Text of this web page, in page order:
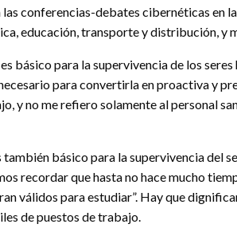
conferencias-debates cibernéticas en
educación, transporte y distribución, y
básico para la supervivencia de los seres
para convertirla en proactiva y
y no me refiero solamente al personal
básico para la supervivencia del
recordar que hasta no hace mucho
válidos para estudiar”. Hay que
de puestos de trabajo.